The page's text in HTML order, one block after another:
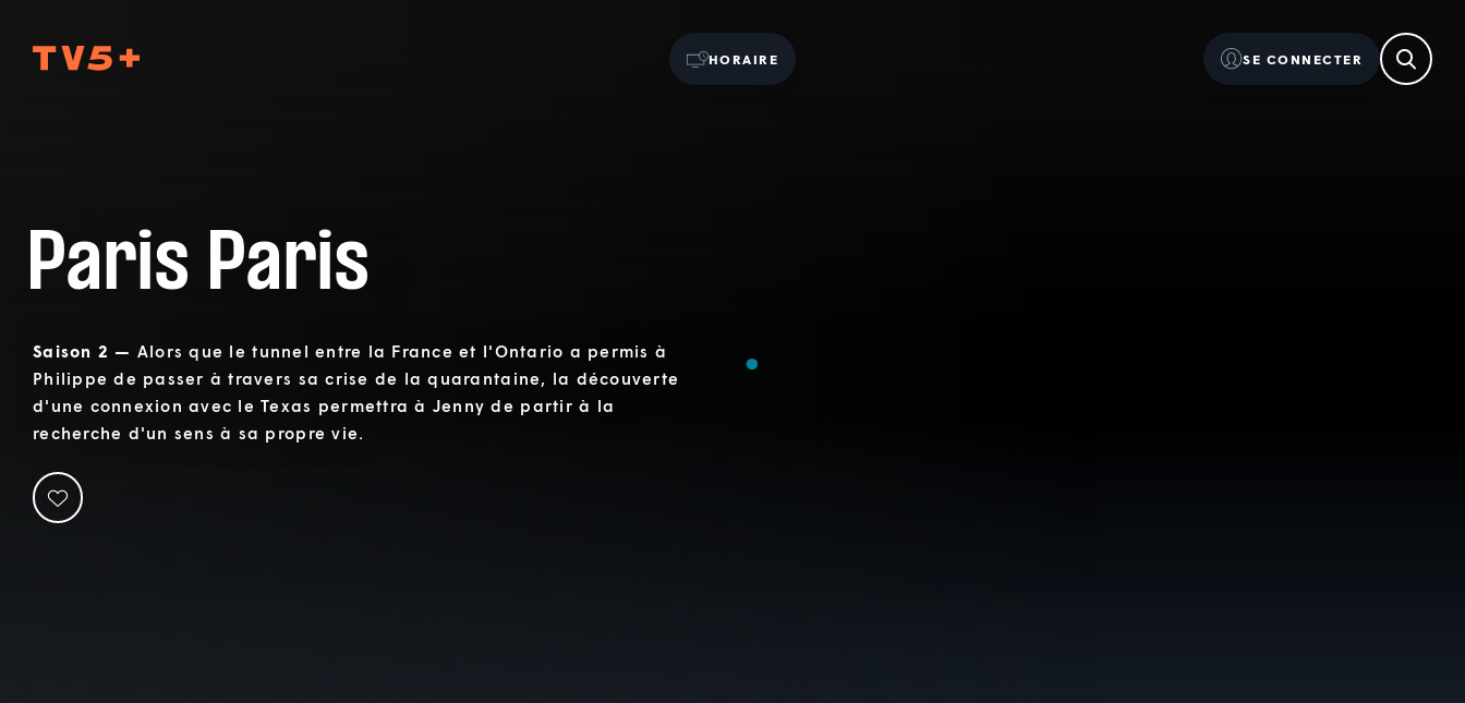
HORAIRE SE CONNECTER
Paris Paris
Saison 2 — Alors que le tunnel entre la France et l'Ontario a permis à
Philippe de passer à travers sa crise de la quarantaine, la découverte
d'une connexion avec le Texas permettra à Jenny de partir à la
recherche d'un sens à sa propre vie.